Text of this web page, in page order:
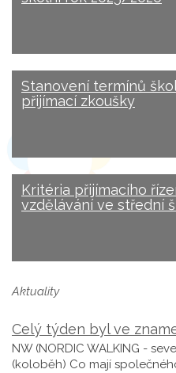
Stanovení termínů
přijímací zkoušky
Kritéria přijímacího
vzdělávání ve střední
Aktuality
Celý týden byl ve
NW (NORDIC WALKING -
(koloběh) Co mají